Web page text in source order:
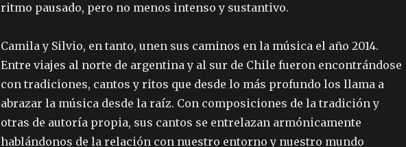
ritmo pausado, pero no menos intenso y sustantivo.
Camila y Silvio, en tanto, unen sus caminos en la música el año 2014.
Entre viajes al norte de argentina y al sur de Chile fueron encontrándose
con tradiciones, cantos y ritos que desde lo más profundo los llama a
abrazar la música desde la raíz. Con composiciones de la tradición y
otras de autoría propia, sus cantos se entrelazan armónicamente
hablándonos de la relación con nuestro entorno y nuestro mundo